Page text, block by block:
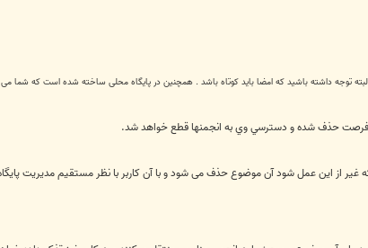
توجه داشته باشيد كه امضا بايد كوتاه باشد . همچنين در پایگاه محلی ساخته شده است که شما می
فرصت حذف شده و دسترسي وي به انجمنها قطع خواهد شد.
از این عمل شود آن موضوع حذف می شود و با آن کاربر با نظر مستقیم مدیریت